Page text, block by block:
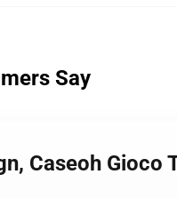
Say
Caseoh Gioco